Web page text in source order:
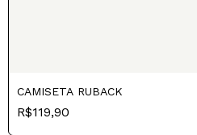
CAMISETA RUBACK
R$119,90